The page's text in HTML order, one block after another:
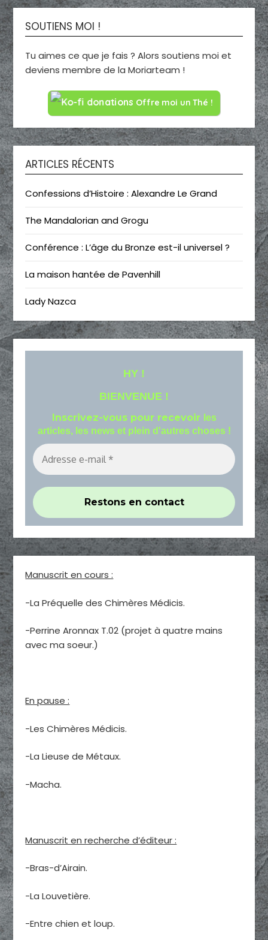
SOUTIENS MOI !
Tu aimes ce que je fais ? Alors soutiens moi et
deviens membre de la Moriarteam !
Offre moi un Thé !
ARTICLES RÉCENTS
Confessions d’Histoire : Alexandre Le Grand
The Mandalorian and Grogu
Conférence : L’âge du Bronze est-il universel ?
La maison hantée de Pavenhill
Lady Nazca
HY !
BIENVENUE !
Inscrivez-vous pour recevoir les
articles, les news et plein d'autres choses !
Manuscrit en cours :
-La Préquelle des Chimères Médicis.
-Perrine Aronnax T.02 (projet à quatre mains
avec ma soeur.)
En pause :
-Les Chimères Médicis.
-La Lieuse de Métaux.
-Macha.
Manuscrit en recherche d’éditeur :
-Bras-d’Airain.
-La Louvetière.
-Entre chien et loup.